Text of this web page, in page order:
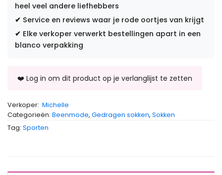
heel veel andere liefhebbers
✔ Service en reviews waar je rode oortjes van krijgt
✔ Elke verkoper verwerkt bestellingen apart in een
blanco verpakking
Verkoper: Michelle
Categorieën: Beenmode, Gedragen sokken, Sokken
Tag: Sporten